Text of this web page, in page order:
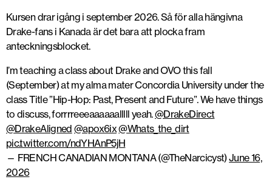
Kursen drar igång i september 2026. Så för alla hängivna
Drake-fans i Kanada är det bara att plocka fram
anteckningsblocket.
I’m teaching a class about Drake and OVO this fall
(September) at my alma mater Concordia University under the
class Title ”Hip-Hop: Past, Present and Future”. We have things
to discuss, forrrreeeaaaaaalllll yeah.@DrakeDirect
@DrakeAligned @apox6ix@Whats_the_dirt
pic.twitter.com/ndYHAnP5jH
— FRENCH CANADIAN MONTANA (@TheNarcicyst)June 16,
2026